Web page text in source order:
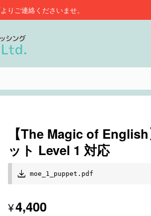
りご連絡くださいませ。
【The Magic of
ット Level 1 対応
moe_1_puppet.pdf
¥4,400